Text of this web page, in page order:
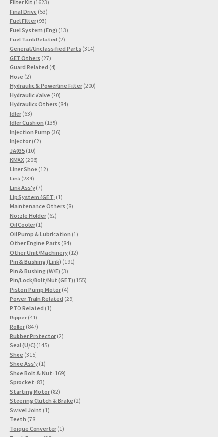
Filter Kit 16231623
Produkte
Final Drive 5353
Produkte
Fuel Filter 9393
Produkte
Fuel System (Eng) 1313
Fuel Tank Related 22
Produkte
General/Unclassified Parts 314314
GET Others 2727
Produkte
Guard Related 44
Hose 22
Produkte
Hydraulic & Powerline Filter 200200
Hydraulic Valve 2020
Produkte
Hydraulics Others 8484
Idler 6363
Produkte
Idler Cushion 139139
Produkte
Injection Pump 3636
Injector 6262
JA035 1010
Produkte
KMAX 206206
Produkte
Liner Shoe 1212
Link 234234
Produkte
Link Ass'y 77
Produkte
Lip System (GET) 11
Produkt
Maintenance Others 88
Nozzle Holder 6262
Oil Cooler 11
Produkt
Oil Pump & Lubrication 11
Other Engine Parts 8484
Produkte
Other Unit/Machinery 1212
Pin & Bushing (Link) 191191
Pin & Bushing (W/E) 33
Produkte
Pin/Lock/Bolt/Nut (GET) 155155
Piston Pump Motor 44
Produkte
Power Train Related 2929
PTO Related 11
Ripper 4141
Produkte
Roller 847847
Produkte
Rubber Protector 22
Seal (U/C) 145145
Shoe 315315
Produkte
Shoe Ass'y 11
Produkt
Shoe Bolt & Nut 169169
Sprocket 8383
Produkte
Starting Motor 8282
Produkte
Steering Clutch & Brake 22
Swivel Joint 11
Teeth 7878
Produkte
Torque Converter 11